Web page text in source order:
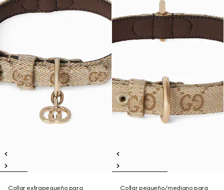
Collar extrapequeño para
Collar pequeño/mediano para